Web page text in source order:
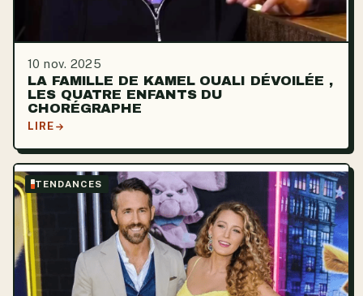
10 nov. 2025
LA FAMILLE DE KAMEL OUALI DÉVOILÉE ,
LES QUATRE ENFANTS DU
CHORÉGRAPHE
LIRE
TENDANCES